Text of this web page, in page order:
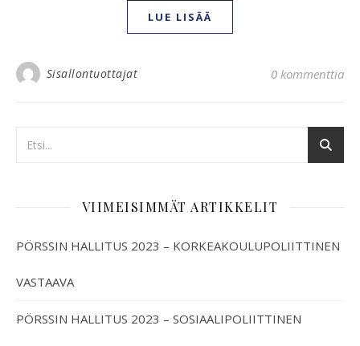
LUE LISÄÄ
Sisallontuottajat 0 kommenttia
VIIMEISIMMÄT ARTIKKELIT
PÖRSSIN HALLITUS 2023 – KORKEAKOULUPOLIITTINEN
VASTAAVA
PÖRSSIN HALLITUS 2023 – SOSIAALIPOLIITTINEN